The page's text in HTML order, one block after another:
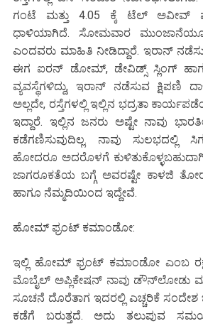
ಗಂಟೆ ಮತ್ತು 4.05 ಕ್ಕೆ ಟೆಲ್ ಅವೀವ್
ಧಾಳಿಯಾಗಿದೆ. ಸೋಮವಾರ
ಎಂದವರು ಮಾಹಿತಿ ನೀಡಿದ್ದಾರೆ. ಇರಾನ್
ಈಗ ಐರನ್ ಡೋಮ್, ಡೇವಿಡ್ಸ್ ಸ್ಲಿಂಗ್
ವ್ಯವಸ್ಥೆಗಳಿದ್ದು, ಇರಾನ್ ನಡೆಸುವ ಕ್ಷಿಪಣಿ
ಅಲ್ಲದೇ, ರಸ್ತೆಗಳಲ್ಲಿ ಇಲ್ಲಿನ ಭದ್ರತಾ
ಇದ್ದಾರೆ. ಇಲ್ಲಿನ ಜನರು ಅಷ್ಟೇ ನಾವು
ಕಡೆಗಣಿಸುವುದಿಲ್ಲ. ನಾವು ಸುಲಭದಲ್ಲಿ
ಹೋದರೂ ಅದರೊಳಗೆ
ಜಾಗರೂಕತೆಯ ಬಗ್ಗೆ ಅವರಷ್ಟೇ ಕಾಳಜಿ
ಹಾಗೂ ನೆಮ್ಮದಿಯಿಂದ ಇದ್ದೇವೆ.
ಹೋಮ್ ಫ್ರಂಟ್ ಕಮಾಂಡೋ:
ಇಲ್ಲಿ ಹೋಮ್ ಫ್ರಂಟ್ ಕಮಾಂಡೋ ಎಂಬ
ಮೊಬೈಲ್ ಅಪ್ಲಿಕೇಷನ್ ನಾವು ಡೌನ್‌ಲೋಡು
ಸೂಚನೆ ದೊರೆತಾಗ ಇದರಲ್ಲಿ ಎಚ್ಚರಿಕೆ
ಕಡೆಗೆ ಬರುತ್ತದೆ. ಅದು ತಲುಪುವ